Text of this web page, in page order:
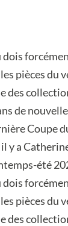
pièces du
de
a
été
pièces du